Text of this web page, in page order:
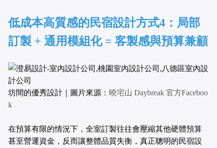
低成本高質感的民宿設計方式4：局部
訂製 + 通用模組化 = 客製感與預算兼顧
坊間的優秀設計｜圖片來源： 曉宅山 Daybreak 官方Faceboo
k
在預算有限的情況下，全室訂製往往會壓縮其他硬體預算
甚至營運資金，反而讓整體品質失衡，真正聰明的民宿設